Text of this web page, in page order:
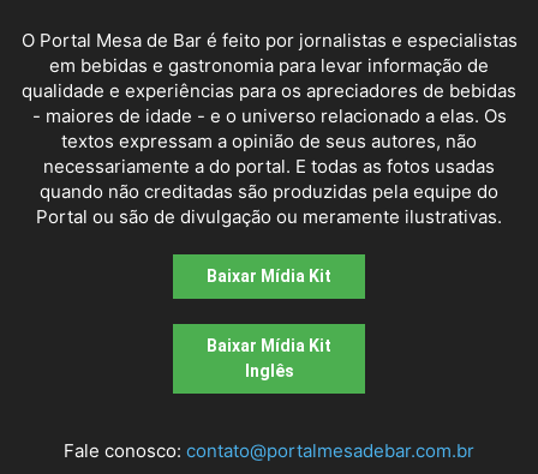
O Portal Mesa de Bar é feito por jornalistas e especialistas
em bebidas e gastronomia para levar informação de
qualidade e experiências para os apreciadores de bebidas
- maiores de idade - e o universo relacionado a elas. Os
textos expressam a opinião de seus autores, não
necessariamente a do portal. E todas as fotos usadas
quando não creditadas são produzidas pela equipe do
Portal ou são de divulgação ou meramente ilustrativas.
Baixar Mídia Kit
Baixar Mídia Kit
Inglês
Fale conosco: contato@portalmesadebar.com.br